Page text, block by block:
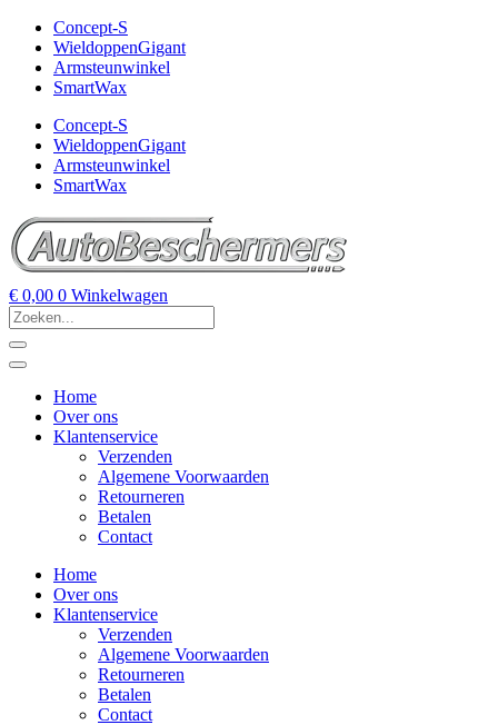
Concept-S
WieldoppenGigant
Armsteunwinkel
SmartWax
Concept-S
WieldoppenGigant
Armsteunwinkel
SmartWax
€ 0,00 0 Winkelwagen
Home
Over ons
Klantenservice
Verzenden
Algemene Voorwaarden
Retourneren
Betalen
Contact
Home
Over ons
Klantenservice
Verzenden
Algemene Voorwaarden
Retourneren
Betalen
Contact